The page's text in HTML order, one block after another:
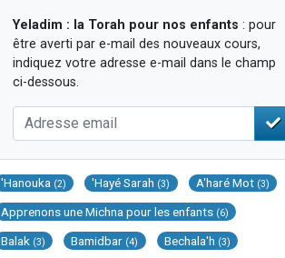
Yeladim : la Torah pour nos enfants : pour
être averti par e-mail des nouveaux cours,
indiquez votre adresse e-mail dans le champ
ci-dessous.
'Hanouka (2) 'Hayé Sarah (3) A'haré Mot (3)
Apprenons une Michna pour les enfants (6)
Balak (3) Bamidbar (4) Bechala'h (3)